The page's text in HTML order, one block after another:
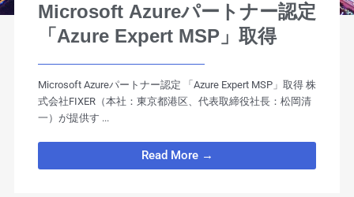
Microsoft Azureパートナー認定
「Azure Expert MSP」取得
Microsoft Azureパートナー認定 「Azure Expert MSP」取得 株
式会社FIXER（本社：東京都港区、代表取締役社長：松岡清
一）が提供す ...
Read More →